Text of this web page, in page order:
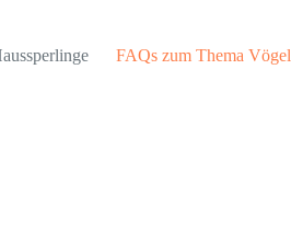
FAQs zum Thema Vögel